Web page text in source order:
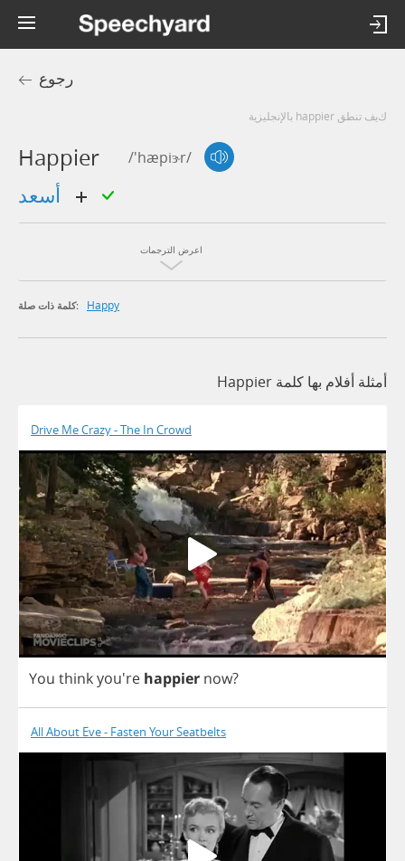
رجوع
كيف تنطق happier بالإنجليزية
Happier /'hæpiɝr/
اعرض الترجمات
كلمة ذات صلة: Happy
أمثلة أفلام بها كلمة Happier
Drive Me Crazy - The In Crowd
You thinkyou're happier now?
All About Eve - Fasten Your Seatbelts